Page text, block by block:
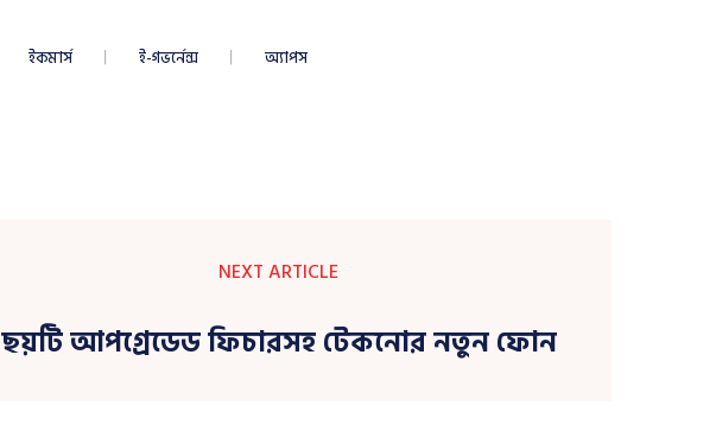
ইকমার্স ই-গভর্নেন্স অ্যাপস
NEXT ARTICLE
ছয়টি আপগ্রেডেড ফিচারসহ টেকনোর নতুন ফোন